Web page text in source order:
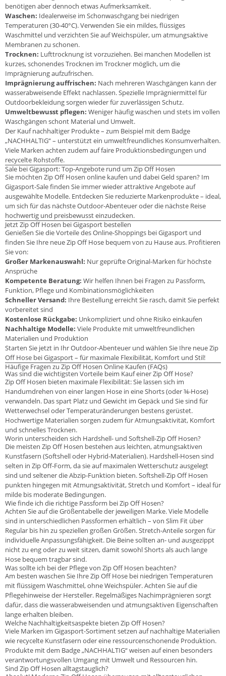
benötigen aber dennoch etwas Aufmerksamkeit.
Waschen: Idealerweise im Schonwaschgang bei niedrigen
Temperaturen (30-40°C). Verwenden Sie ein mildes, flüssiges
Waschmittel und verzichten Sie auf Weichspüler, um atmungsaktive
Membranen zu schonen.
Trocknen: Lufttrocknung ist vorzuziehen. Bei manchen Modellen ist
kurzes, schonendes Trocknen im Trockner möglich, um die
Imprägnierung aufzufrischen.
Imprägnierung auffrischen: Nach mehreren Waschgängen kann der
wasserabweisende Effekt nachlassen. Spezielle Imprägniermittel für
Outdoorbekleidung sorgen wieder für zuverlässigen Schutz.
Umweltbewusst pflegen: Weniger häufig waschen und stets im vollen
Waschgängen schont Material und Umwelt.
Der Kauf nachhaltiger Produkte – zum Beispiel mit dem Badge
„NACHHALTIG“ – unterstützt ein umweltfreundliches Konsumverhalten.
Viele Marken achten zudem auf faire Produktionsbedingungen und
recycelte Rohstoffe.
Sale bei Gigasport: Top-Angebote rund um Zip Off Hosen
Sie möchten Zip Off Hosen online kaufen und dabei Geld sparen? Im
Gigasport-Sale finden Sie immer wieder attraktive Angebote auf
ausgewählte Modelle. Entdecken Sie reduzierte Markenprodukte – ideal,
um sich für das nächste Outdoor-Abenteuer oder die nächste Reise
hochwertig und preisbewusst einzudecken.
Jetzt Zip Off Hosen bei Gigasport bestellen
Genießen Sie die Vorteile des Online-Shoppings bei Gigasport und
finden Sie Ihre neue Zip Off Hose bequem von zu Hause aus. Profitieren
Sie von:
Großer Markenauswahl: Nur geprüfte Original-Marken für höchste
Ansprüche
Kompetente Beratung: Wir helfen Ihnen bei Fragen zu Passform,
Funktion, Pflege und Kombinationsmöglichkeiten
Schneller Versand: Ihre Bestellung erreicht Sie rasch, damit Sie perfekt
vorbereitet sind
Kostenlose Rückgabe: Unkompliziert und ohne Risiko einkaufen
Nachhaltige Modelle: Viele Produkte mit umweltfreundlichen
Materialien und Produktion
Starten Sie jetzt in Ihr Outdoor-Abenteuer und wählen Sie Ihre neue Zip
Off Hose bei Gigasport – für maximale Flexibilität, Komfort und Stil!
Häufige Fragen zu Zip Off Hosen Online Kaufen (FAQs)
Was sind die wichtigsten Vorteile beim Kauf einer Zip Off Hose?
Zip Off Hosen bieten maximale Flexibilität: Sie lassen sich im
Handumdrehen von einer langen Hose in eine Shorts (oder ¾-Hose)
verwandeln. Das spart Platz und Gewicht im Gepäck und Sie sind für
Wetterwechsel oder Temperaturänderungen bestens gerüstet.
Hochwertige Materialien sorgen zudem für Atmungsaktivität, Komfort
und schnelles Trocknen.
Worin unterscheiden sich Hardshell- und Softshell-Zip Off Hosen?
Die meisten Zip Off Hosen bestehen aus leichten, atmungsaktiven
Kunstfasern (Softshell oder Hybrid-Materialien). Hardshell-Hosen sind
selten in Zip Off-Form, da sie auf maximalen Wetterschutz ausgelegt
sind und seltener die Abzip-Funktion bieten. Softshell-Zip Off Hosen
punkten hingegen mit Atmungsaktivität, Stretch und Komfort – ideal für
milde bis moderate Bedingungen.
Wie finde ich die richtige Passform bei Zip Off Hosen?
Achten Sie auf die Größentabelle der jeweiligen Marke. Viele Modelle
sind in unterschiedlichen Passformen erhältlich – von Slim Fit über
Regular bis hin zu speziellen großen Größen. Stretch-Anteile sorgen für
individuelle Anpassungsfähigkeit. Die Beine sollten an- und ausgezippt
nicht zu eng oder zu weit sitzen, damit sowohl Shorts als auch lange
Hose bequem tragbar sind.
Was sollte ich bei der Pflege von Zip Off Hosen beachten?
Am besten waschen Sie Ihre Zip Off Hose bei niedrigen Temperaturen
mit flüssigem Waschmittel, ohne Weichspüler. Achten Sie auf die
Pflegehinweise der Hersteller. Regelmäßiges Nachimprägnieren sorgt
dafür, dass die wasserabweisenden und atmungsaktiven Eigenschaften
lange erhalten bleiben.
Welche Nachhaltigkeitsaspekte bieten Zip Off Hosen?
Viele Marken im Gigasport-Sortiment setzen auf nachhaltige Materialien
wie recycelte Kunstfasern oder eine ressourcenschonende Produktion.
Produkte mit dem Badge „NACHHALTIG“ weisen auf einen besonders
verantwortungsvollen Umgang mit Umwelt und Ressourcen hin.
Sind Zip Off Hosen alltagstauglich?